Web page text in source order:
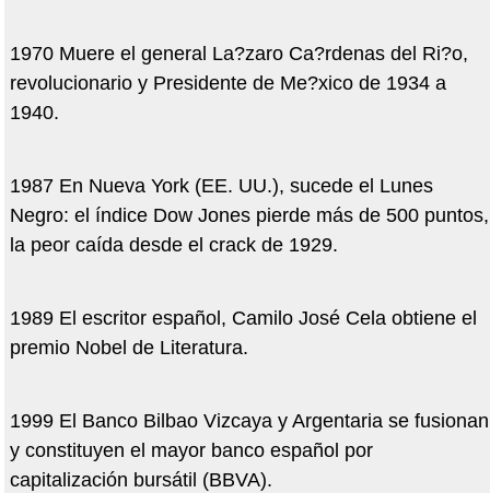
1970 Muere el general La?zaro Ca?rdenas del Ri?o,
revolucionario y Presidente de Me?xico de 1934 a
1940.
1987 En Nueva York (EE. UU.), sucede el Lunes
Negro: el índice Dow Jones pierde más de 500 puntos,
la peor caída desde el crack de 1929.
1989 El escritor español, Camilo José Cela obtiene el
premio Nobel de Literatura.
1999 El Banco Bilbao Vizcaya y Argentaria se fusionan
y constituyen el mayor banco español por
capitalización bursátil (BBVA).